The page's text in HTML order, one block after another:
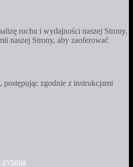
ruchu i wydajności naszej Strony,
naszej Strony, aby zaoferować
zgodnie z instrukcjami
pytania